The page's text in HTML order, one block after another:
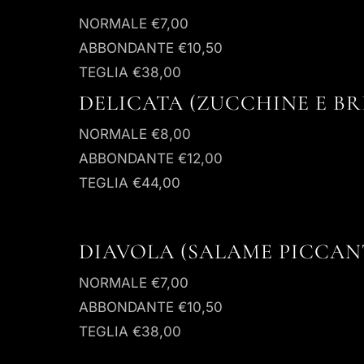
NORMALE €7,00
ABBONDANTE €10,50
TEGLIA €38,00
DELICATA (ZUCCHINE E
NORMALE €8,00
ABBONDANTE €12,00
TEGLIA €44,00
DIAVOLA (SALAME
NORMALE €7,00
ABBONDANTE €10,50
TEGLIA €38,00